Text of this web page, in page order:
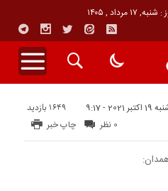
۱۷ مرداد , ۱۴۰۵
- 9:17 1649 بازدید
چاپ خبر 0 نظر